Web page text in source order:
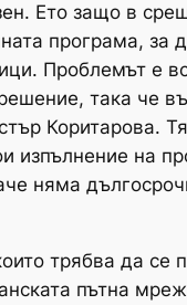
Ето защо в
програма,
Проблемът е
така че
Коритарова.
изпълнение на
няма
трябва да се
пътна